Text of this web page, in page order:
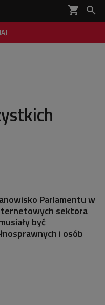
shopping_cart 

Parlamentu w
sektora
być
i osób